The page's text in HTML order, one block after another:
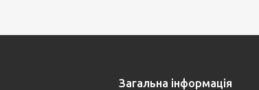
Загальна інформація